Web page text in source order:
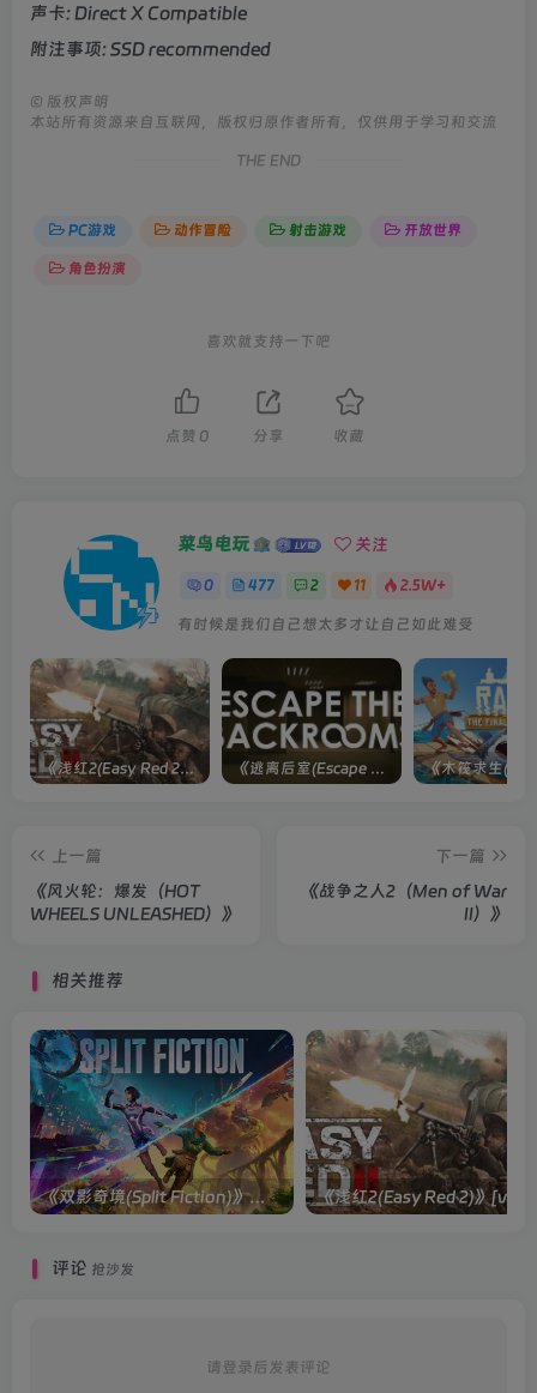
声卡: Direct X Compatible
附注事项: SSD recommended
© 版权声明
本站所有资源来自互联网，版权归原作者所有，仅供用于学习和交流
THE END
PC游戏 动作冒险 射击游戏 开放世界
角色扮演
喜欢就支持一下吧
点赞 0 分享 收藏
菜鸟电玩 关注
0 477 2 11 2.5W+
有时候是我们自己想太多才让自己如此难受
《浅红2(Easy Red 2)》[v1.5.0] 整合全部淞沪会战-南京保卫战等DLCs 《逃离后室(Escape the Backrooms)》[Build 28012024]联机版
上一篇
《风火轮：爆发（HOT
WHEELS UNLEASHED）》
下一篇
《战争之人2（Men of War
II）》
相关推荐
《双影奇境(Split Fiction)》单机版/联机版[v1.0 单机版/联机版]
评论 抢沙发
请登录后发表评论